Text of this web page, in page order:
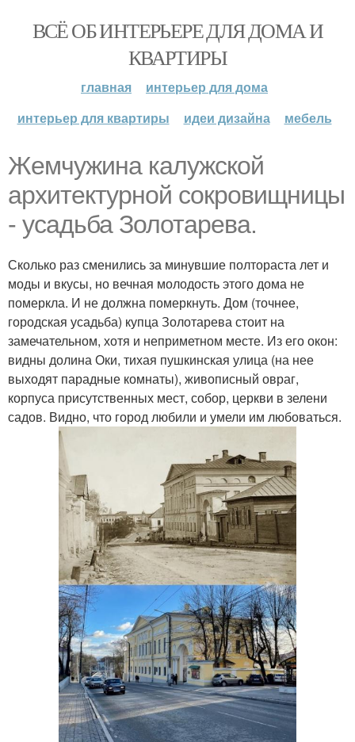
ВСЁ ОБ ИНТЕРЬЕРЕ ДЛЯ ДОМА И
КВАРТИРЫ
главная
интерьер для дома
интерьер для квартиры
идеи дизайна мебель
Жемчужина калужской
архитектурной сокровищницы
- усадьба Золотарева.
Сколько раз сменились за минувшие полтораста лет и
моды и вкусы, но вечная молодость этого дома не
померкла. И не должна померкнуть. Дом (точнее,
городская усадьба) купца Золотарева стоит на
замечательном, хотя и неприметном месте. Из его окон:
видны долина Оки, тихая пушкинская улица (на нее
выходят парадные комнаты), живописный овраг,
корпуса присутственных мест, собор, церкви в зелени
садов. Видно, что город любили и умели им любоваться.